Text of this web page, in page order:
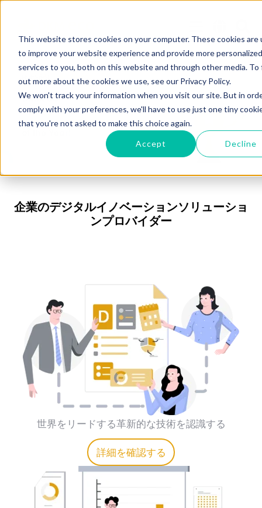
This website stores cookies on your computer. These cookies are
to improve your website experience and provide more personalized
services to you, both on this website and through other media. To
out more about the cookies we use, see our Privacy Policy.
We won't track your information when you visit our site. But in
comply with your preferences, we'll have to use just one tiny
that you're not asked to make this choice again.
Accept Decline
企業のデジタルイノベーションソリューショ
ンプロバイダー
世界をリードする革新的な技術を認識する
詳細を確認する